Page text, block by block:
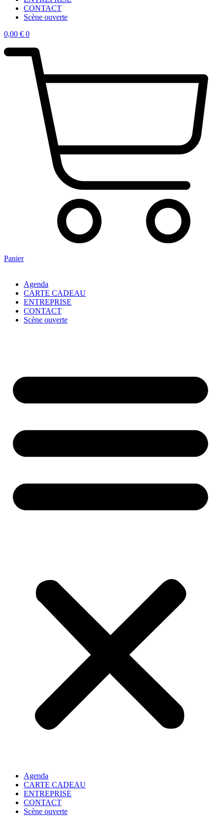
CONTACT
Scène ouverte
0,00 € 0
Panier
Agenda
CARTE CADEAU
ENTREPRISE
CONTACT
Scène ouverte
Agenda
CARTE CADEAU
ENTREPRISE
CONTACT
Scène ouverte